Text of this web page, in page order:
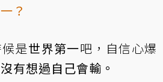
？
是世界第一吧，自信心爆
有想過自己會輸。